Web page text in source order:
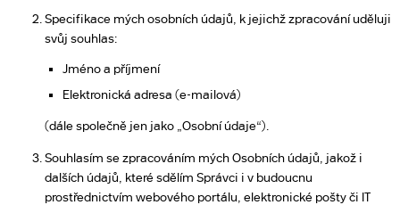
Specifikace mých osobních údajů, k jejichž zpracování uděluji
svůj souhlas:
Jméno a příjmení
Elektronická adresa (e-mailová)
(dále společně jen jako „Osobní údaje“).
Souhlasím se zpracováním mých Osobních údajů, jakož i
dalších údajů, které sdělím Správci i v budoucnu
prostřednictvím webového portálu, elektronické pošty či IT